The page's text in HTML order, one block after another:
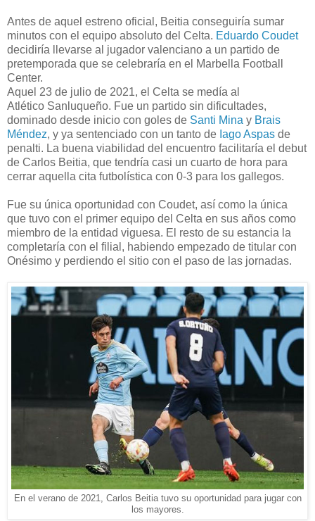
Antes de aquel estreno oficial, Beitia conseguiría sumar
minutos con el equipo absoluto del Celta. Eduardo Coudet
decidiría llevarse al jugador valenciano a un partido de
pretemporada que se celebraría en el Marbella Football
Center.
Aquel 23 de julio de 2021, el Celta se medía al
Atlético Sanluqueño. Fue un partido sin dificultades,
dominado desde inicio con goles de Santi Mina y Brais
Méndez, y ya sentenciado con un tanto de Iago Aspas de
penalti. La buena viabilidad del encuentro facilitaría el debut
de Carlos Beitia, que tendría casi un cuarto de hora para
cerrar aquella cita futbolística con 0-3 para los gallegos.
Fue su única oportunidad con Coudet, así como la única
que tuvo con el primer equipo del Celta en sus años como
miembro de la entidad viguesa. El resto de su estancia la
completaría con el filial, habiendo empezado de titular con
Onésimo y perdiendo el sitio con el paso de las jornadas.
En el verano de 2021, Carlos Beitia tuvo su oportunidad para jugar con
los mayores.